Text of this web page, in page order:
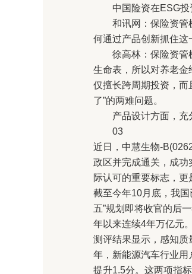
中国险资在ESG投资
和讯网：保险资管机
何通过产品创新抓住这
徐高林：保险资管机
生命表，所以对养老
仅擅长跨周期投资，而
了”的两难问题。
产品设计方面，充分
03
近日，中慧生物-
政区并完成通关，成功
际认可的重要标志，更
截至今年10月底，我
五”规划即将收官的后
年以来连续4年万亿元。
测评结果显示，感知
年，新能源汽车行业用
提升1.5分。这两项指